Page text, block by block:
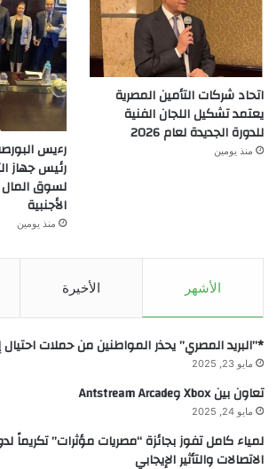
اتحاد شركات التأمين المصرية
يعتمد تشكيل اللجان الفنية
للدورة الجديدة لعام 2026
منذ يومين
رءيس
رئيس جهاز
لسوق المال
الأجنبية
منذ يومين
الأشهر الأخيرة
*”البريد المصري” يحذر المواطنين من حملات احتيال
مايو 23, 2025
تعاون بين Xbox وAntstream Arcade
مايو 24, 2025
لمياء كامل تفوز بجائزة “مصريات مؤثرات” تكريماً
الاتصالات والتأثير الإيجابي